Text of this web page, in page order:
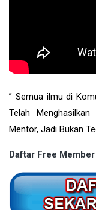
” Semua ilmu di
Telah
Mentor, Jadi Bukan
Daftar Free Member